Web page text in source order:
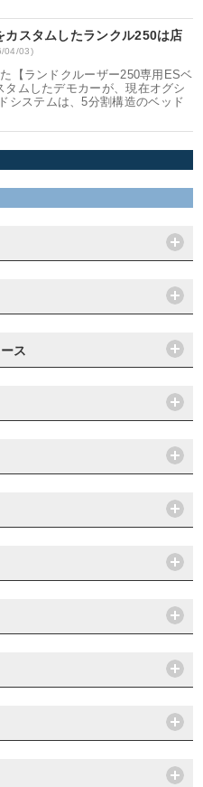
カスタムしたランクル250は店
04/03)
【ランドクルーザー250専用ESベ
タムしたデモカーが、現在オグシ
システムは、5分割構造のベッド
ス